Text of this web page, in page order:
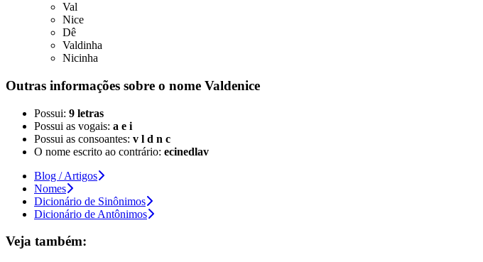
Val
Nice
Dê
Valdinha
Nicinha
Outras informações sobre o nome Valdenice
Possui: 9 letras
Possui as vogais: a e i
Possui as consoantes: v l d n c
O nome escrito ao contrário: ecinedlav
Blog / Artigos
Nomes
Dicionário de Sinônimos
Dicionário de Antônimos
Veja também: